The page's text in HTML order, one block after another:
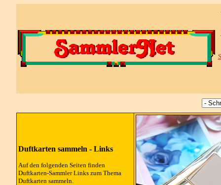
Duftkarten sammeln - Links
Auf den folgenden Seiten finden
Duftkarten-Sammler Links zum Thema
Duftkarten sammeln.